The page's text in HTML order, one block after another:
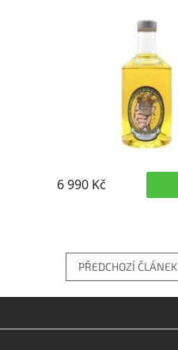
PŘEDCHOZÍ ČLÁNEK